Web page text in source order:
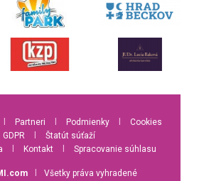
Partneri Podmienky
Cookies
GDPR
Štatút súťaží
Kontakt Spracovanie súhlasu
Všetky práva vyhradené